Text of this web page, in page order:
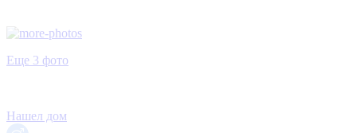
Еще 3 фото
Нашел дом